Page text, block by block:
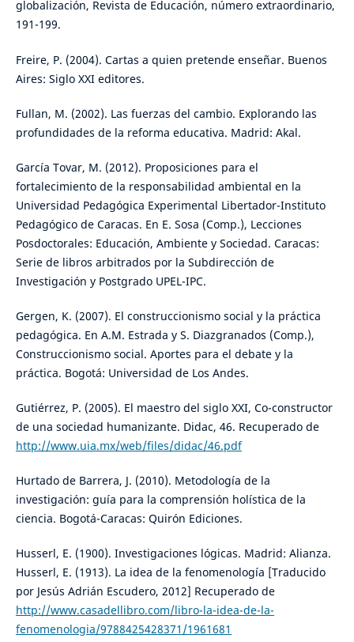
globalización, Revista de Educación, número extraordinario,
191-199.
Freire, P. (2004). Cartas a quien pretende enseñar. Buenos
Aires: Siglo XXI editores.
Fullan, M. (2002). Las fuerzas del cambio. Explorando las
profundidades de la reforma educativa. Madrid: Akal.
García Tovar, M. (2012). Proposiciones para el
fortalecimiento de la responsabilidad ambiental en la
Universidad Pedagógica Experimental Libertador-Instituto
Pedagógico de Caracas. En E. Sosa (Comp.), Lecciones
Posdoctorales: Educación, Ambiente y Sociedad. Caracas:
Serie de libros arbitrados por la Subdirección de
Investigación y Postgrado UPEL-IPC.
Gergen, K. (2007). El construccionismo social y la práctica
pedagógica. En A.M. Estrada y S. Diazgranados (Comp.),
Construccionismo social. Aportes para el debate y la
práctica. Bogotá: Universidad de Los Andes.
Gutiérrez, P. (2005). El maestro del siglo XXI, Co-constructor
de una sociedad humanizante. Didac, 46. Recuperado de
http://www.uia.mx/web/files/didac/46.pdf
Hurtado de Barrera, J. (2010). Metodología de la
investigación: guía para la comprensión holística de la
ciencia. Bogotá-Caracas: Quirón Ediciones.
Husserl, E. (1900). Investigaciones lógicas. Madrid: Alianza.
Husserl, E. (1913). La idea de la fenomenología [Traducido
por Jesús Adrián Escudero, 2012] Recuperado de
http://www.casadellibro.com/libro-la-idea-de-la-
fenomenologia/9788425428371/1961681